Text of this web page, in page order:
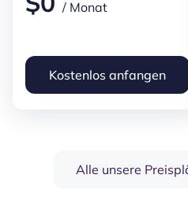
/ Monat
Kostenlos anfangen
Alle unsere